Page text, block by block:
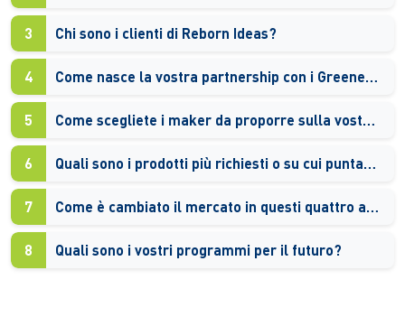
3 Chi sono i clienti di Reborn Ideas?
4 Come nasce la vostra partnership con i Greeners di Sorgenia?
5 Come scegliete i maker da proporre sulla vostra piattaforma?
6 Quali sono i prodotti più richiesti o su cui puntate di più in vista delle festività natalizie?
7 Come è cambiato il mercato in questi quattro anni?
8 Quali sono i vostri programmi per il futuro?